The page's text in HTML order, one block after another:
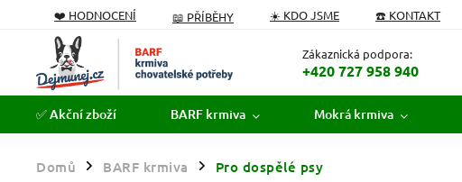
❤️ HODNOCENÍ 📖 PŘÍBĚHY ☀️ KDO JSME ☎️ KONTAKT
PODÁVÁME POMOCNOU TLAPKU
Zákaznická podpora:
+420 727 958 940
✅ Akční zboží BARF krmiva Mokrá krmiva
Domů / BARF krmiva / Pro dospělé psy